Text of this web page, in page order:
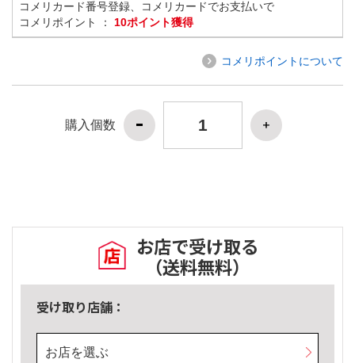
コメリカード番号登録、コメリカードでお支払いで
コメリポイント ： 10ポイント獲得
コメリポイントについて
購入個数
お店で受け取る
（送料無料）
受け取り店舗：
お店を選ぶ